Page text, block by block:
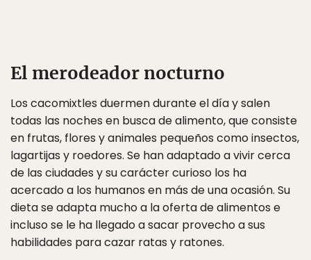
El merodeador nocturno
Los cacomixtles duermen durante el día y salen
todas las noches en busca de alimento, que consiste
en frutas, flores y animales pequeños como insectos,
lagartijas y roedores. Se han adaptado a vivir cerca
de las ciudades y su carácter curioso los ha
acercado a los humanos en más de una ocasión. Su
dieta se adapta mucho a la oferta de alimentos e
incluso se le ha llegado a sacar provecho a sus
habilidades para cazar ratas y ratones.